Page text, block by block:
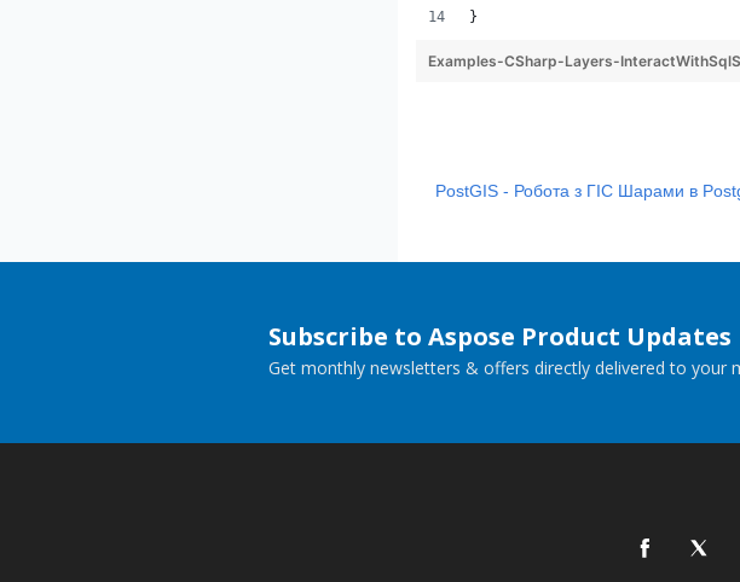
}
Examples-CSharp-Layers-
PostGIS - Робота з ГІС Шарами в
Subscribe to Aspose Product Updates
Get monthly newsletters & offers directly delivered to your